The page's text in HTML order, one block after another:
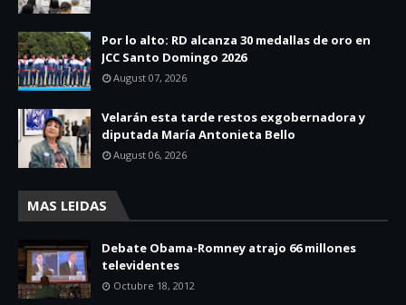
Por lo alto: RD alcanza 30 medallas de oro en
JCC Santo Domingo 2026
August 07, 2026
Velarán esta tarde restos exgobernadora y
diputada María Antonieta Bello
August 06, 2026
MAS LEIDAS
Debate Obama-Romney atrajo 66 millones
televidentes
Octubre 18, 2012